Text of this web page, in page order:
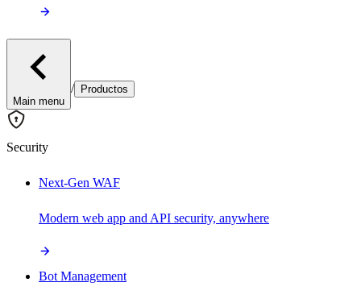
Main menu
/ Productos
Security
Next-Gen WAF
Modern web app and API security, anywhere
Bot Management